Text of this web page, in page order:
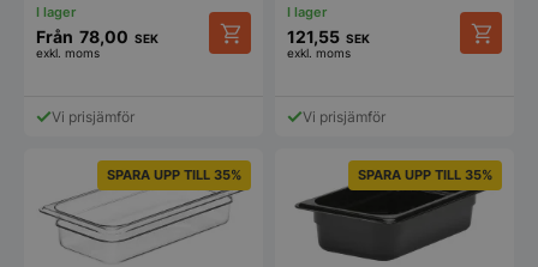
Från 78,00 SEK
exkl. moms
produkten
varianter.
De
olika
alternativen
Vi prisjämför
121,55 SEK
exkl. moms
De
olika
Vi prisjämför
SPARA UPP TILL 35% SPARA UPP TILL 35%